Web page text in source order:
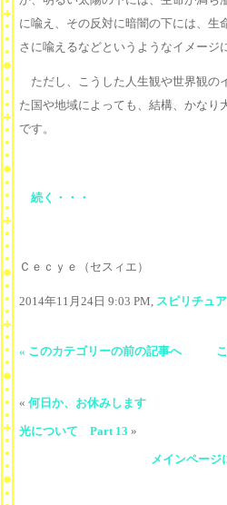
に喩え、その反対に暗闇の下には、生
さに喩えるなどというようなイメージ
ただし、こうした人生観や世界観の
た国や地域によっても、結構、かなり
です。
続く・・・
Ｃｅｃｙｅ（セスィエ）
2014年11月24日 9:03 PM, スピリチュ
« このカテゴリーの前の記事へ
« 何日か、お休みします
光について Part 13 »
メインページ